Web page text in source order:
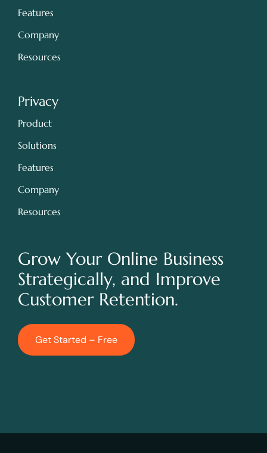
Features
Company
Resources
Privacy
Product
Solutions
Features
Company
Resources
Grow Your Online Business
Strategically, and Improve
Customer Retention.
Get Started – Free